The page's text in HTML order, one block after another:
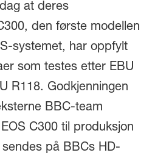
at deres
den første modellen
systemet, har oppfylt
som testes etter EBU
R118. Godkjenningen
BBC-team
C300 til produksjon
på BBCs HD-